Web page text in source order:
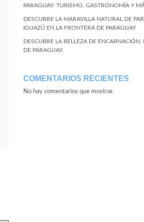
PARAGUAY: TURISMO, GASTRONOMÍA Y
DESCUBRE LA MARAVILLA NATURAL DE
IGUAZÚ EN LA FRONTERA DE PARAGUAY
DESCUBRE LA BELLEZA DE ENCARNACIÓN,
DE PARAGUAY.
COMENTARIOS RECIENTES
No hay comentarios que mostrar.